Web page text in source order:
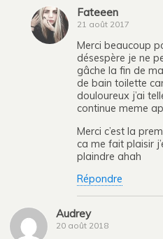
Fateeen
21 août 2017
Merci beaucoup
désespère je ne
gâche la fin de
de bain toilette
douloureux j’ai
continue meme
Merci c’est la
ca me fait plaisir
plaindre ahah
Répondre
Audrey
20 août 2018